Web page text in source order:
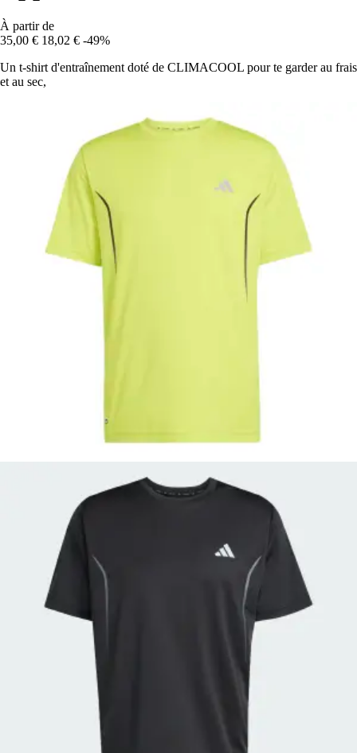
À partir de
35,00 € 18,02 € -49%
Un t-shirt d'entraînement doté de CLIMACOOL pour te garder au frais
et au sec,